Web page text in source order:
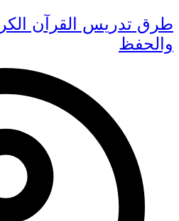
طرق تدريس القرآن
والحفظ